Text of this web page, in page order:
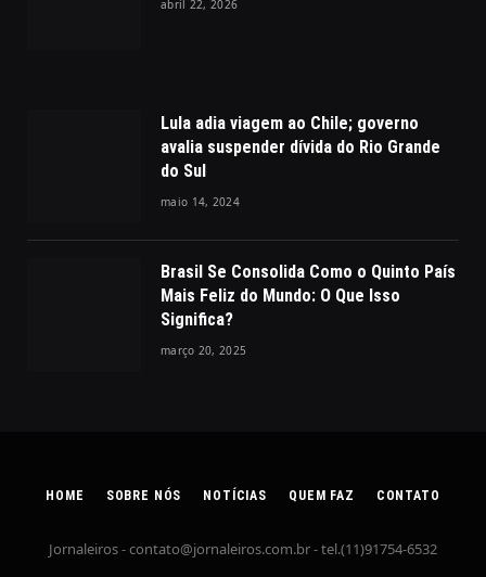
abril 22, 2026
Lula adia viagem ao Chile; governo
avalia suspender dívida do Rio Grande
do Sul
maio 14, 2024
Brasil Se Consolida Como o Quinto País
Mais Feliz do Mundo: O Que Isso
Significa?
março 20, 2025
HOME SOBRE NÓS NOTÍCIAS QUEM FAZ CONTATO
Jornaleiros -contato@jornaleiros.com.br- tel.(11)91754-6532